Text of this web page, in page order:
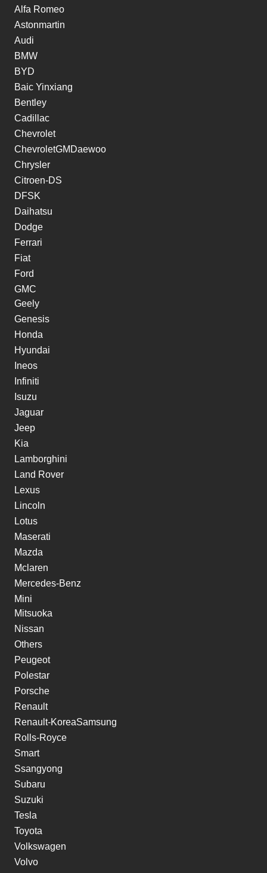
Alfa Romeo
Astonmartin
Audi
BMW
BYD
Baic Yinxiang
Bentley
Cadillac
Chevrolet
ChevroletGMDaewoo
Chrysler
Citroen-DS
DFSK
Daihatsu
Dodge
Ferrari
Fiat
Ford
GMC
Geely
Genesis
Honda
Hyundai
Ineos
Infiniti
Isuzu
Jaguar
Jeep
Kia
Lamborghini
Land Rover
Lexus
Lincoln
Lotus
Maserati
Mazda
Mclaren
Mercedes-Benz
Mini
Mitsuoka
Nissan
Others
Peugeot
Polestar
Porsche
Renault
Renault-KoreaSamsung
Rolls-Royce
Smart
Ssangyong
Subaru
Suzuki
Tesla
Toyota
Volkswagen
Volvo